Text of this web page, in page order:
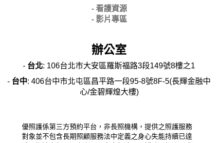
- 看護資源
- 影片專區
辦公室
- 台北: 106台北市大安區羅斯福路3段149號8樓之1
- 台中: 406台中市北屯區昌平路一段95-8號8F-5(長輝金融中
心/金碧輝煌大樓)
優照護係第三方預約平台，非長照機構，提供之照護服務
對象並不包含長期照顧服務法中定義之身心失能持續已達